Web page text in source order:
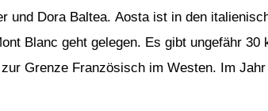
und Dora Baltea. Aosta ist in den
Blanc geht gelegen. Es gibt ungefähr
Grenze Französisch im Westen. Im